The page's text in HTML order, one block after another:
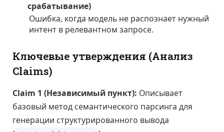
срабатывание)
Ошибка, когда модель не распознает нужный
интент в релевантном запросе.
Ключевые утверждения (Анализ
Claims)
Claim 1 (Независимый пункт): Описывает
базовый метод семантического парсинга для
генерации структурированного вывода